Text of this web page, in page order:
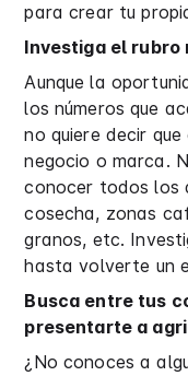
para crear tu
Investiga el rubro
Aunque la
los números que
no quiere decir
negocio o marca.
conocer todos los
cosecha, zonas
granos, etc.
hasta volverte un
Busca entre tus
presentarte a
¿No conoces a